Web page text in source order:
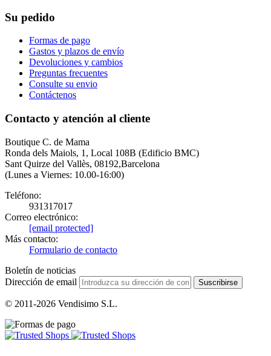
Su pedido
Formas de pago
Gastos y plazos de envío
Devoluciones y cambios
Preguntas frecuentes
Consulte su envio
Contáctenos
Contacto y atención al cliente
Boutique C. de Mama
Ronda dels Maiols, 1, Local 108B (Edificio BMC)
Sant Quirze del Vallès, 08192,Barcelona
(Lunes a Viernes: 10.00-16:00)
Teléfono:
931317017
Correo electrónico:
[email protected]
Más contacto:
Formulario de contacto
Boletín de noticias
Dirección de email
Suscribirse
© 2011-2026 Vendisimo S.L.